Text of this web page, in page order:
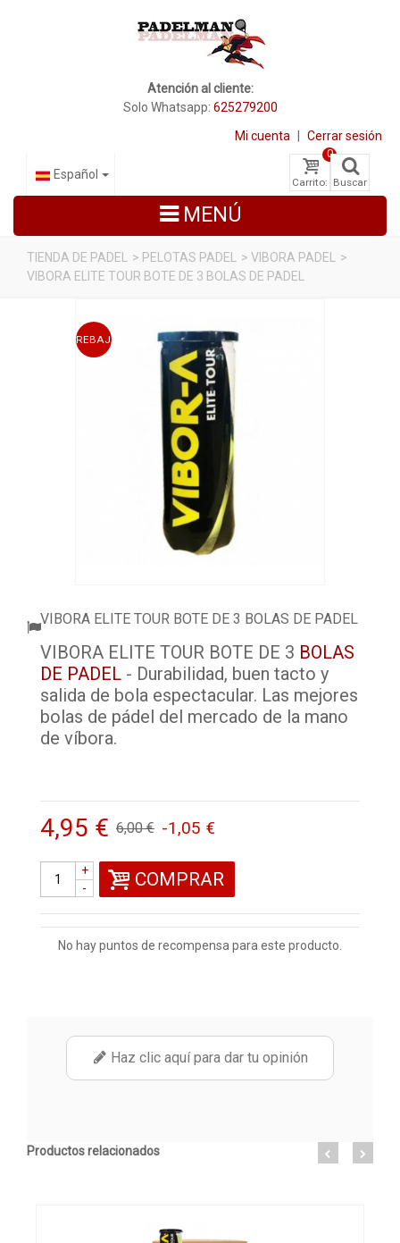
Atención al cliente:
Solo Whatsapp: 625279200
Mi cuenta Cerrar sesión
Carrito:
0
Buscar
Español
MENÚ
ZAPATILLAS DE PADEL
TIENDA DE PADEL > PELOTAS PADEL > VIBORA PADEL >
VIBORA ELITE TOUR BOTE DE 3 BOLAS DE PADEL
REBAJADO
VIBORA ELITE TOUR BOTE DE 3 BOLAS DE PADEL
VIBORA ELITE TOUR BOTE DE 3 BOLAS
DE PADEL - Durabilidad, buen tacto y
salida de bola espectacular. Las mejores
bolas de pádel del mercado de la mano
de víbora.
4,95 € 6,00 € -1,05 €
-
+ COMPRAR
No hay puntos de recompensa para este producto.
Haz clic aquí para dar tu opinión
Productos relacionados